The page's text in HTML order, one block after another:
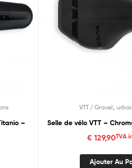
–
VTT / Gravel ,
Selle de vélo VTT –
€ 129,90TVA
Ajouter Au